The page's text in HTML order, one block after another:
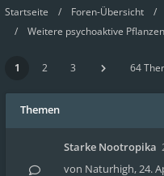
Startseite Foren-Übersicht
Weitere psychoaktive Pflanzen
1 2 3 64
Themen
Starke Nootropika
von Naturhigh,24.